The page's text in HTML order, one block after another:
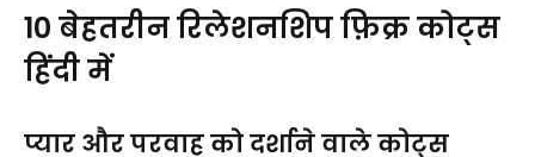
10 बेहतरीन रिलेशनशिप फ़िक्र कोट्स
हिंदी में
प्यार और परवाह को दर्शाने वाले कोट्स